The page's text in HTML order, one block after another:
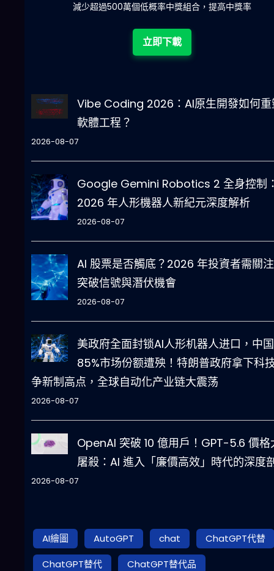
減少超過500萬個低概率中獎組合，提高中獎率
立即下載
Vibe Coding 2026：AI原生開發如何重
軟體工程？
2026-08-07
Google Gemini Robotics 2 全身控制
2026 年人形機器人新紀元深度解析
2026-08-07
AI 股票是否觸底？2026 年投資者需關
突破信號與潛伏機會
2026-08-07
美政府全面封锁AI人形机器人进口，中国
85%市场份额遭殃！特朗普政府拿下科
争新制高点，全球自动化产业链大震荡
2026-08-07
OpenAI 突破 10 億用戶！GPT-5.6 價格
屠殺：AI 進入「廉價高效」時代的深度
2026-08-07
AI繪圖 AutoGPT chat
ChatGPT代替
ChatGPT替代
ChatGPT替代品